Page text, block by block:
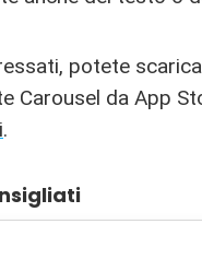
potete
Carousel da App
.